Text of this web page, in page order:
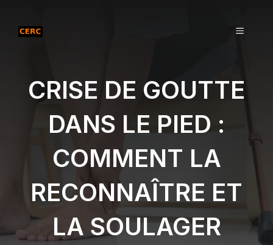
contenu
MENU
CRISE DE GOUTTE
DANS LE PIED :
COMMENT LA
RECONNAÎTRE ET
LA SOULAGER